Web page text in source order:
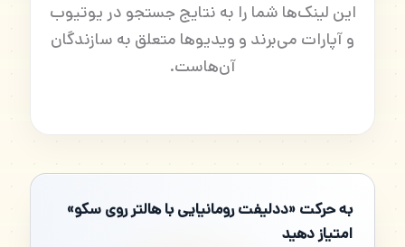
این لینک‌ها شما را به نتایج جستجو در یوتیوب
و آپارات می‌برند و ویدیوها متعلق به سازندگان
آن‌هاست.
به حرکت «ددلیفت رومانیایی با هالتر روی سکو»
امتیاز دهید